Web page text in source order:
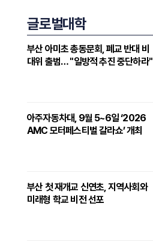
글로벌대학
부산 아미초 총동문회, 폐교 반대 비
대위 출범… "일방적 추진 중단하라"
아주자동차대, 9월 5~6일 ‘2026
AMC 모터페스티벌 갈라쇼’ 개최
부산 첫 재개교 신연초, 지역사회와
미래형 학교 비전 선포